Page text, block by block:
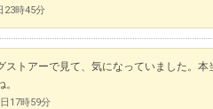
23時45分
ストアーで見て、気になっていました。
17時59分